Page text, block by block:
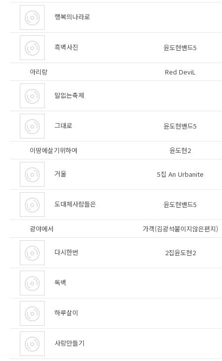
행복의나라로
흑백사진 윤도현밴드5
아리랑 Red DeviL
말없는축제
그대로 윤도현밴드5
이땅에살기위하여 윤도현2
거울 5집 An Urbanite
도대체사람들은 윤도현밴드5
광야에서 가객(김광석붙이지않은편지)
다시한번 2집윤도현2
독백
하루살이
사랑만들기